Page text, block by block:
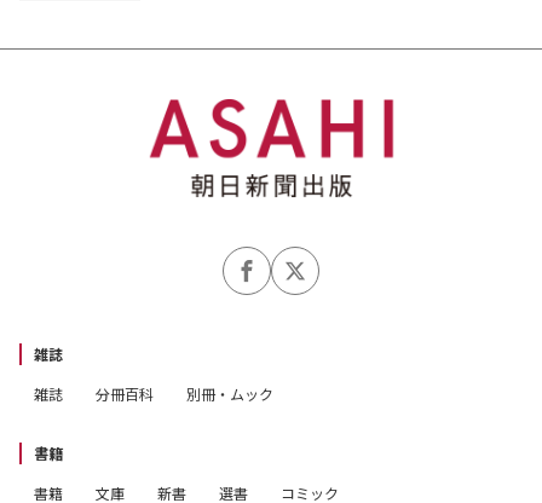
雑誌
雑誌
分冊百科 別冊・ムック
書籍
書籍
文庫 新書 選書 コミック